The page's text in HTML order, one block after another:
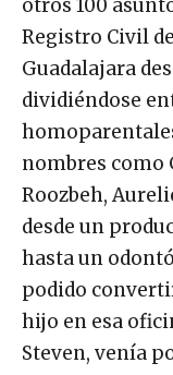
otros 100
Registro Civil
Guadalajara
dividiéndose
nombres como
Roozbeh,
desde un
hasta un
podido
hijo en esa
Steven, venía